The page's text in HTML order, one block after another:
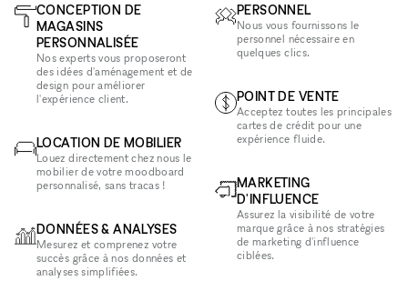
CONCEPTION DE
MAGASINS
PERSONNALISÉE
Nos experts vous proposeront
des idées d'aménagement et de
design pour améliorer
l'expérience client.
LOCATION DE MOBILIER
Louez directement chez nous le
mobilier de votre moodboard
personnalisé, sans tracas !
DONNÉES & ANALYSES
Mesurez et comprenez votre
succès grâce à nos données et
analyses simplifiées.
PERSONNEL
Nous vous fournissons le
personnel nécessaire en
quelques clics.
POINT DE VENTE
Acceptez toutes les principales
cartes de crédit pour une
expérience fluide.
MARKETING
D'INFLUENCE
Assurez la visibilité de votre
marque grâce à nos stratégies
de marketing d'influence
ciblées.